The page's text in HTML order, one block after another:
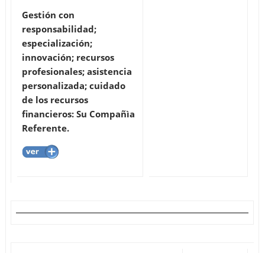
Gestión con
responsabilidad;
especialización;
innovación; recursos
profesionales; asistencia
personalizada; cuidado
de los recursos
financieros: Su Compañìa
Referente.